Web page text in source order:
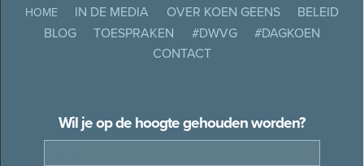
HOME IN DE MEDIA OVER KOEN GEENS
BELEID
BLOG
TOESPRAKEN #DWVG
#DAGKOEN
CONTACT
Wil je op de hoogte gehouden worden?